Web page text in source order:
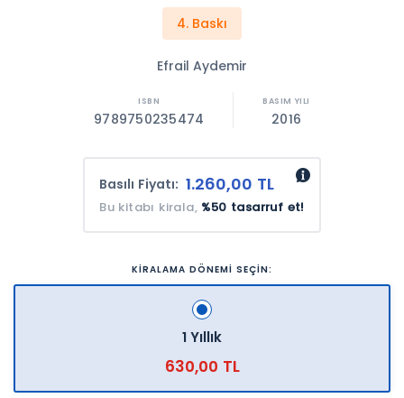
4. Baskı
Efrail Aydemir
9789750235474 2016
Basılı Fiyatı: 1.260,00 TL
Bu kitabı kirala, %50 tasarruf et!
KİRALAMA DÖNEMİ SEÇİN:
1 Yıllık
630,00 TL